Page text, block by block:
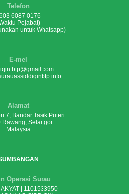
Telefon
6087 0176
Pejabat)
untuk Whatsapp)
E-mel
Alamat
7, Bandar Tasik Puteri
Rawang, Selangor
Malaysia
Operasi Surau
| 1101533950